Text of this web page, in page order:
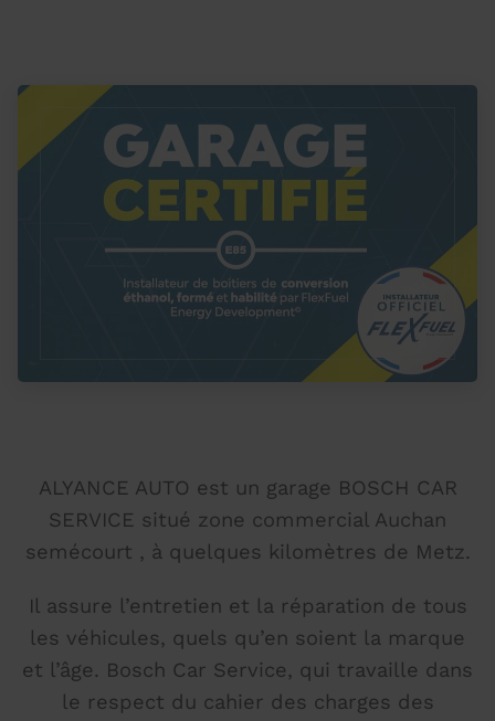
ALYANCE AUTO est un garage BOSCH CAR
SERVICE situé zone commercial Auchan
semécourt , à quelques kilomètres de Metz.
Il assure l’entretien et la réparation de tous
les véhicules, quels qu’en soient la marque
et l’âge. Bosch Car Service, qui travaille dans
le respect du cahier des charges des